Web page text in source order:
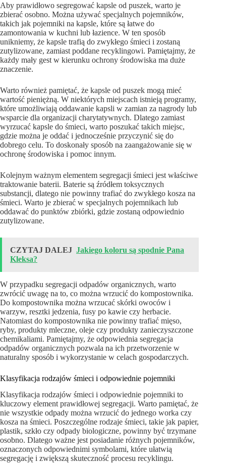
Aby prawidłowo segregować kapsle od puszek, warto je
zbierać osobno. Można używać specjalnych pojemników,
takich jak pojemniki na kapsle, które są łatwe do
zamontowania w kuchni lub łazience. W ten sposób
unikniemy, że kapsle trafią do zwykłego śmieci i zostaną
zutylizowane, zamiast poddane recyklingowi. Pamiętajmy, że
każdy mały gest w kierunku ochrony środowiska ma duże
znaczenie.
Warto również pamiętać, że kapsle od puszek mogą mieć
wartość pieniężną. W niektórych miejscach istnieją programy,
które umożliwiają oddawanie kapsli w zamian za nagrody lub
wsparcie dla organizacji charytatywnych. Dlatego zamiast
wyrzucać kapsle do śmieci, warto poszukać takich miejsc,
gdzie można je oddać i jednocześnie przyczynić się do
dobrego celu. To doskonały sposób na zaangażowanie się w
ochronę środowiska i pomoc innym.
Kolejnym ważnym elementem segregacji śmieci jest właściwe
traktowanie baterii. Baterie są źródłem toksycznych
substancji, dlatego nie powinny trafiać do zwykłego kosza na
śmieci. Warto je zbierać w specjalnych pojemnikach lub
oddawać do punktów zbiórki, gdzie zostaną odpowiednio
zutylizowane.
CZYTAJ DALEJ Jakiego koloru są spodnie Pana
Kleksa?
W przypadku segregacji odpadów organicznych, warto
zwrócić uwagę na to, co można wrzucić do kompostownika.
Do kompostownika można wrzucać skórki owoców i
warzyw, resztki jedzenia, fusy po kawie czy herbacie.
Natomiast do kompostownika nie powinny trafiać mięso,
ryby, produkty mleczne, oleje czy produkty zanieczyszczone
chemikaliami. Pamiętajmy, że odpowiednia segregacja
odpadów organicznych pozwala na ich przetworzenie w
naturalny sposób i wykorzystanie w celach gospodarczych.
Klasyfikacja rodzajów śmieci i odpowiednie pojemniki
Klasyfikacja rodzajów śmieci i odpowiednie pojemniki to
kluczowy element prawidłowej segregacji. Warto pamiętać, że
nie wszystkie odpady można wrzucić do jednego worka czy
kosza na śmieci. Poszczególne rodzaje śmieci, takie jak papier,
plastik, szkło czy odpady biologiczne, powinny być trzymane
osobno. Dlatego ważne jest posiadanie różnych pojemników,
oznaczonych odpowiednimi symbolami, które ułatwią
segregację i zwiększą skuteczność procesu recyklingu.